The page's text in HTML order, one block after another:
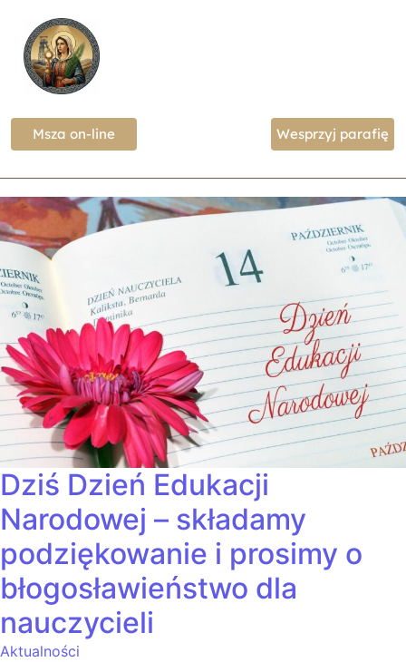
Msza on-line Wesprzyj parafię
Dziś Dzień Edukacji
Narodowej – składamy
podziękowanie i prosimy o
błogosławieństwo dla
nauczycieli
Aktualności